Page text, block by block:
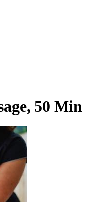
50 Min